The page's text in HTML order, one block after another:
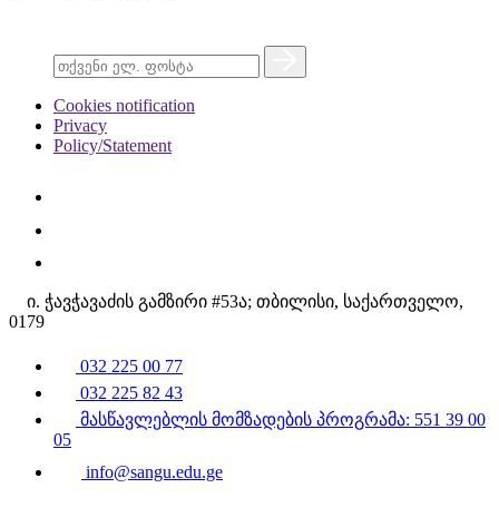
Cookies notification
Privacy
Policy/Statement
ი. ჭავჭავაძის გამზირი #53ა; თბილისი, საქართველო,
0179
032 225 00 77
032 225 82 43
მასწავლებლის მომზადების პროგრამა: 551 39 00
05
info@sangu.edu.ge